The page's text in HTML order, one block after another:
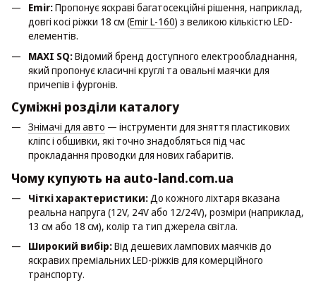
Emir:Пропонує яскраві багатосекційні рішення, наприклад,
довгі косі ріжки 18 см (Emir L-160) з великою кількістю LED-
елементів.
MAXI SQ:Відомий бренд доступного електрообладнання,
який пропонує класичні круглі та овальні маячки для
причепів і фургонів.
Суміжні розділи каталогу
Знімачі для авто — інструменти для зняття пластикових
кліпс і обшивки, які точно знадобляться під час
прокладання проводки для нових габаритів.
Чому купують на auto-land.com.ua
Чіткі характеристики:До кожного ліхтаря вказана
реальна напруга (12V, 24V або 12/24V), розміри (наприклад,
13 см або 18 см), колір та тип джерела світла.
Широкий вибір:Від дешевих лампових маячків до
яскравих преміальних LED-ріжків для комерційного
транспорту.